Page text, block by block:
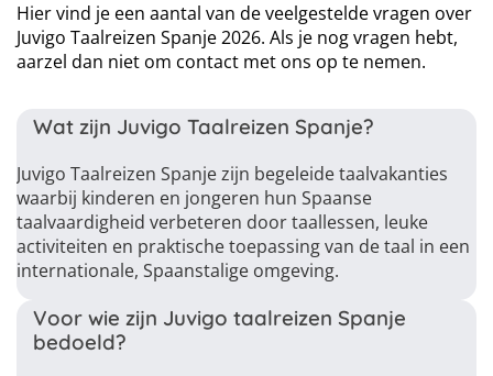
Hier vind je een aantal van de veelgestelde vragen over
Juvigo Taalreizen Spanje 2026. Als je nog vragen hebt,
aarzel dan niet om contact met ons op te nemen.
Wat zijn Juvigo Taalreizen Spanje?
Juvigo Taalreizen Spanje zijn begeleide taalvakanties
waarbij kinderen en jongeren hun Spaanse
taalvaardigheid verbeteren door taallessen, leuke
activiteiten en praktische toepassing van de taal in een
internationale, Spaanstalige omgeving.
Voor wie zijn Juvigo taalreizen Spanje
bedoeld?